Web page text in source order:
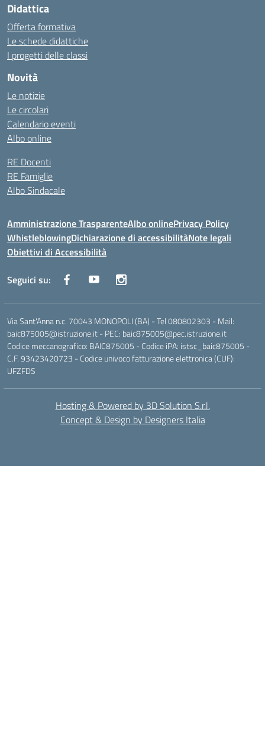
Didattica
Offerta formativa
Le schede didattiche
I progetti delle classi
Novità
Le notizie
Le circolari
Calendario eventi
Albo online
RE Docenti
RE Famiglie
Albo Sindacale
Amministrazione TrasparenteAlbo onlinePrivacy Policy
WhistleblowingDichiarazione di accessibilitàNote legali
Obiettivi di Accessibilità
Seguici su:
Via Sant'Anna n.c. 70043 MONOPOLI (BA) - Tel 080802303 - Mail:
baic875005@istruzione.it - PEC: baic875005@pec.istruzione.it
Codice meccanografico: BAIC875005 - Codice iPA: istsc_baic875005 -
C.F. 93423420723 - Codice univoco fatturazione elettronica (CUF):
UFZFDS
Hosting & Powered by 3D Solution S.r.l.
Concept & Design by Designers Italia